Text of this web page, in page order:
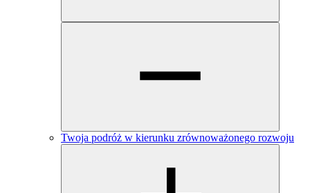
Twoja podróż w kierunku zrównoważonego rozwoju